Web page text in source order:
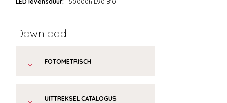
Download
FOTOMETRISCH
UITTREKSEL CATALOGUS